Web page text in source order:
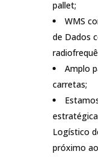
pallet;
WMS
de Dados
Amplo
carretas;
Logístico
próximo